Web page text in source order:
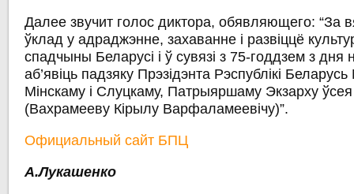
Далее звучит голос диктора, обявляющего: “За
ўклад у адраджэнне, захаванне і развіццё
спадчыны Беларусі і ў сувязі з 75-годдзем з дня
аб’явіць падзяку Прэзідэнта Рэспублікі Беларусь
Мінскаму і Слуцкаму, Патрыяршаму Экзарху ўсея
(Вахрамееву Кірылу Варфаламеевічу)”.
Официальный сайт БПЦ
А.Лукашенко